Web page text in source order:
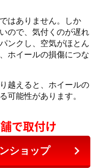
はありません。しか
ので、気付くのが遅れ
ンクし、空気がほとん
ホイールの損傷につな
越えると、ホイールの
可能性があります。
で取付け
ショップ